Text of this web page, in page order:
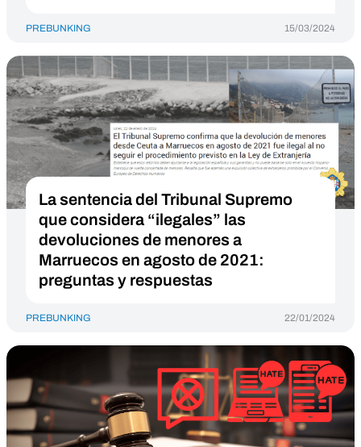
PREBUNKING 15/03/2024
La sentencia del Tribunal Supremo
que considera “ilegales” las
devoluciones de menores a
Marruecos en agosto de 2021:
preguntas y respuestas
PREBUNKING 22/01/2024